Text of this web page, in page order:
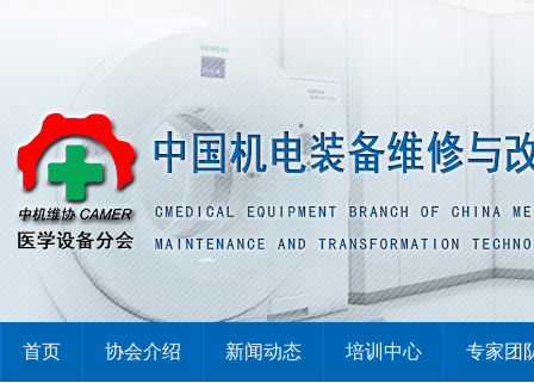
首页 协会介绍 新闻动态 培训中心 专家团